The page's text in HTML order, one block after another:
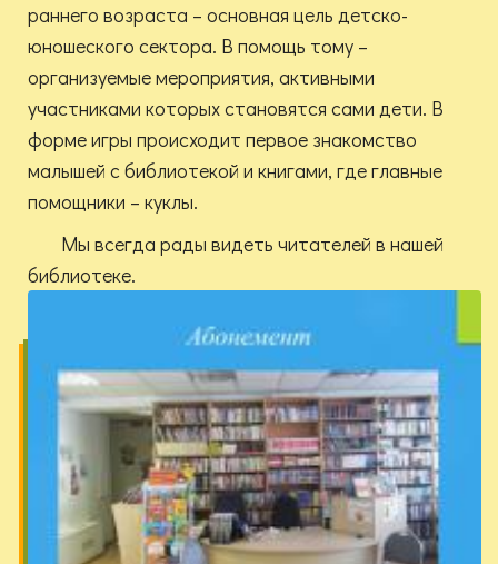
раннего возраста – основная цель детско-
юношеского сектора. В помощь тому –
организуемые мероприятия, активными
участниками которых становятся сами дети. В
форме игры происходит первое знакомство
малышей с библиотекой и книгами, где главные
помощники – куклы.
Мы всегда рады видеть читателей в нашей
библиотеке.